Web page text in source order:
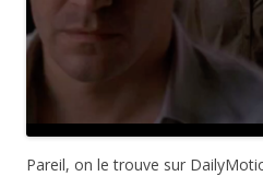
Pareil, on le trouve sur